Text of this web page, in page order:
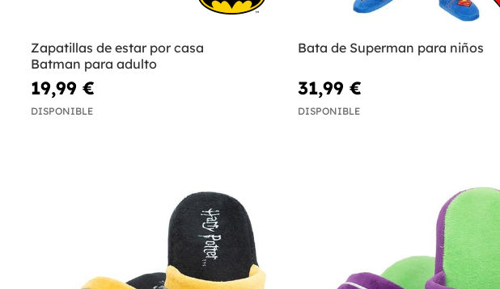
Zapatillas de estar por casa
Batman para adulto
19,99 €
DISPONIBLE
Bata de Superman para niños
31,99 €
DISPONIBLE